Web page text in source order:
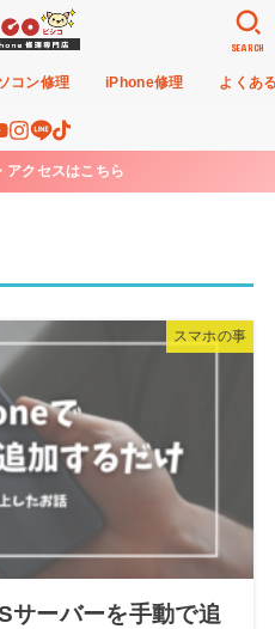
コン修理 iPhone修理 よくあ
SEARCH
アクセスはこちら
スマホの事
ーバーを手動で追